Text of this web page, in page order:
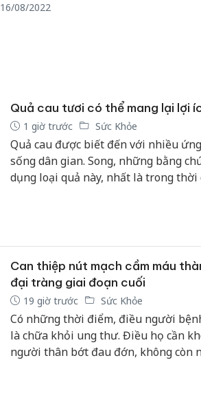
16/08/2022
Quả cau tươi có thể mang lại lợi
1 giờ trước Sức Khỏe
Quả cau được biết đến với nhiều
sống dân gian. Song, những bằng
dụng loại quả này, nhất là trong
Can thiệp nút mạch cầm máu
đại tràng giai đoạn cuối
19 giờ trước Sức Khỏe
Có những thời điểm, điều người
là chữa khỏi ung thư. Điều họ cần
người thân bớt đau đớn, không còn